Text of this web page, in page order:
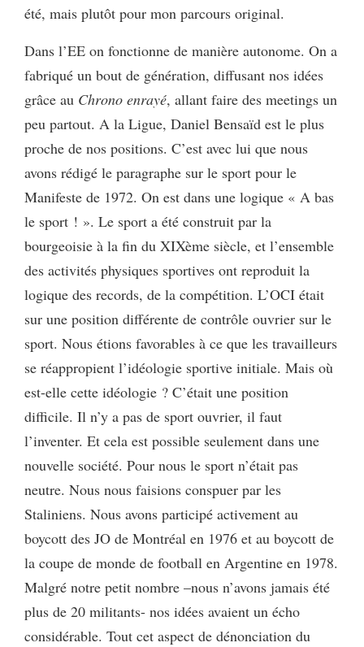
été, mais plutôt pour mon parcours original.
Dans l’EE on fonctionne de manière autonome. On a
fabriqué un bout de génération, diffusant nos idées
grâce au Chrono enrayé, allant faire des meetings un
peu partout. A la Ligue, Daniel Bensaïd est le plus
proche de nos positions. C’est avec lui que nous
avons rédigé le paragraphe sur le sport pour le
Manifeste de 1972. On est dans une logique « A bas
le sport ! ». Le sport a été construit par la
bourgeoisie à la fin du XIXème siècle, et l’ensemble
des activités physiques sportives ont reproduit la
logique des records, de la compétition. L’OCI était
sur une position différente de contrôle ouvrier sur le
sport. Nous étions favorables à ce que les travailleurs
se réappropient l’idéologie sportive initiale. Mais où
est-elle cette idéologie ? C’était une position
difficile. Il n’y a pas de sport ouvrier, il faut
l’inventer. Et cela est possible seulement dans une
nouvelle société. Pour nous le sport n’était pas
neutre. Nous nous faisions conspuer par les
Staliniens. Nous avons participé activement au
boycott des JO de Montréal en 1976 et au boycott de
la coupe de monde de football en Argentine en 1978.
Malgré notre petit nombre –nous n’avons jamais été
plus de 20 militants- nos idées avaient un écho
considérable. Tout cet aspect de dénonciation du